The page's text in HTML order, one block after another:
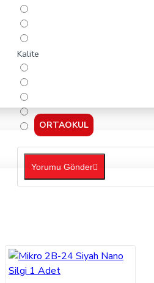
ORTAOKUL
Kalite
Yorumu Gönder